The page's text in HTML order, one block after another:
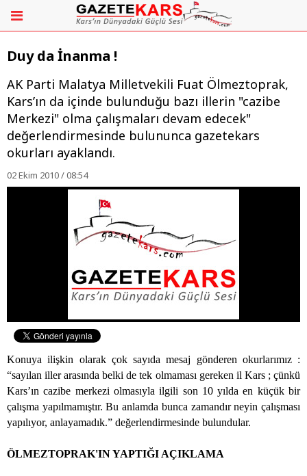
Duy da İnanma !
AK Parti Malatya Milletvekili Fuat Ölmeztoprak,
Kars’ın da içinde bulunduğu bazı illerin "cazibe
Merkezi" olma çalışmaları devam edecek"
değerlendirmesinde bulununca gazetekars
okurları ayaklandı.
02 Ekim 2010 / 08:54
Konuya ilişkin olarak çok sayıda mesaj gönderen okurlarımız :
“sayılan iller arasında belki de tek olmaması gereken il Kars ; çünkü
Kars’ın cazibe merkezi olmasıyla ilgili son 10 yılda en küçük bir
çalışma yapılmamıştır. Bu anlamda bunca zamandır neyin çalışması
yapılıyor, anlayamadık.” değerlendirmesinde bulundular.
ÖLMEZTOPRAK'IN YAPTIĞI AÇIKLAMA